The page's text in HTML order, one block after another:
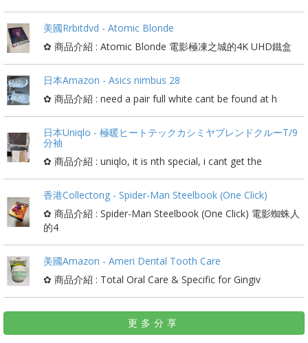
美國Rrbitdvd - Atomic Blonde
✿ 商品介紹 : Atomic Blonde 電影極凍之城的4K UHD鐵盒
日本Amazon - Asics nimbus 28
✿ 商品介紹 : need a pair full white cant be found at h
日本Uniqlo - 極暖ヒートテックカシミヤブレンドクルーT/9
分袖
✿ 商品介紹 : uniqlo, it is nth special, i cant get the
香港Collectong - Spider-Man Steelbook (One Click)
✿ 商品介紹 : Spider-Man Steelbook (One Click) 電影蜘蛛人
的4
美國Amazon - Ameri Dental Tooth Care
✿ 商品介紹 : Total Oral Care & Specific for Gingiv
更多分享